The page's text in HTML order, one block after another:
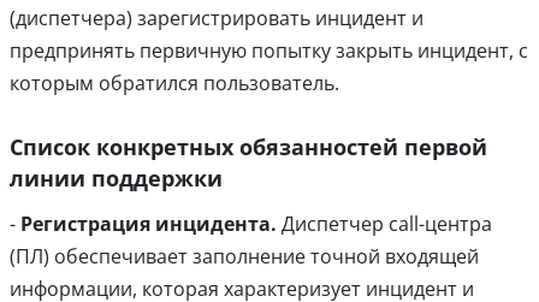
(диспетчера) зарегистрировать инцидент и
предпринять первичную попытку закрыть инцидент, с
которым обратился пользователь.
Список конкретных обязанностей первой
линии поддержки
- Регистрация инцидента. Диспетчер call-центра
(ПЛ) обеспечивает заполнение точной входящей
информации, которая характеризует инцидент и